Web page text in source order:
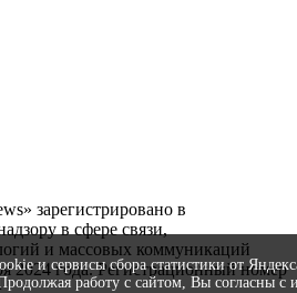
зарегистрировано в
в сфере связи,
и массовых коммуникаций
2024 года. Регистрационный номер
и сервисы сбора статистики от
работу с сайтом, Вы согласны с